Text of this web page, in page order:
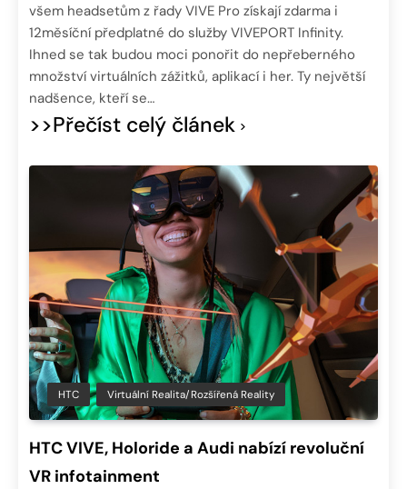
všem headsetům z řady VIVE Pro získají zdarma i
12měsíční předplatné do služby VIVEPORT Infinity.
Ihned se tak budou moci ponořit do nepřeberného
množství virtuálních zážitků, aplikací i her. Ty největší
nadšence, kteří se…
>>Přečíst celý článek
HTC Virtuální Realita/Rozšířená Reality
HTC VIVE, Holoride a Audi nabízí revoluční
VR infotainment